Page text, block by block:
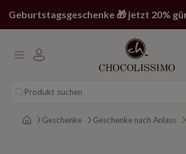
Geburtstagsgeschenke 🎁 jetzt 20%
Produkt suchen
Main page
Geschenke Geschenke nach Anlass